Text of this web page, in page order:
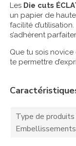
Les Die cuts
un papier de
facilité
s’adhèrent
Que tu sois
te permettre
Type de produits
Embellissements